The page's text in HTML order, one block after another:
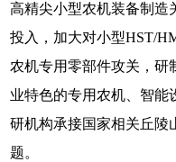
高精尖小型农机装备制造
投入，加大对小型HST/
农机专用零部件攻关，研
业特色的专用农机、智能
研机构承接国家相关丘陵
题。